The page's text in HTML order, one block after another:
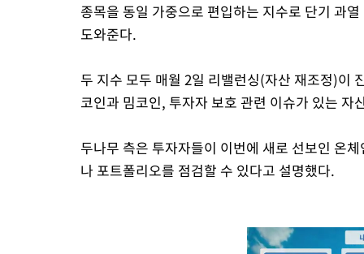
종목을 동일 가중으로 편입하는 지수로 단기 과
도와준다.
두 지수 모두 매월 2일 리밸런싱(자산 재조정)이
코인과 밈코인, 투자자 보호 관련 이슈가 있는 자
두나무 측은 투자자들이 이번에 새로 선보인 온
나 포트폴리오를 점검할 수 있다고 설명했다.